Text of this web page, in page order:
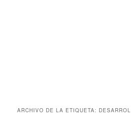
ARCHIVO DE LA ETIQUETA: